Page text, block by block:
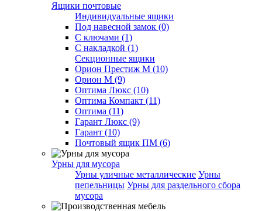
Ящики почтовые
Индивидуальные ящики
Под навесной замок (0)
С ключами (1)
С накладкой (1)
Секционные ящики
Орион Престиж М (10)
Орион М (9)
Оптима Люкс (10)
Оптима Компакт (11)
Оптима (11)
Гарант Люкс (9)
Гарант (10)
Почтовый ящик ПМ (6)
Урны для мусора
Урны уличные металлические Урны
пепельницы Урны для раздельного сбора
мусора